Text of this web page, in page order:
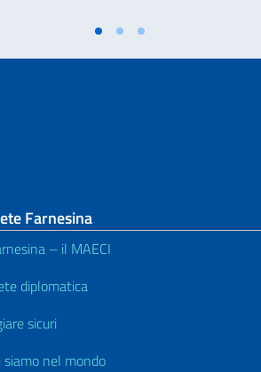
Farnesina
– il MAECI
diplomatica
sicuri
siamo nel mondo